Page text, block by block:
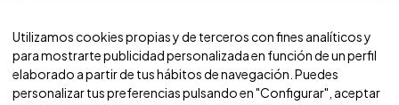
Utilizamos cookies propias y de terceros con fines analíticos y
para mostrarte publicidad personalizada en función de un perfil
elaborado a partir de tus hábitos de navegación. Puedes
personalizar tus preferencias pulsando en "Configurar", aceptar